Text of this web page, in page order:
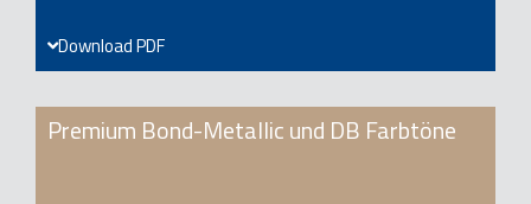
Download PDF
Premium Bond-Metallic und DB Farbtöne